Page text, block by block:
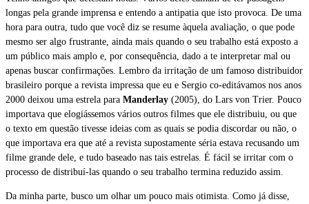
longas pela grande imprensa e entendo a antipatia que isto provoca. De uma
hora para outra, tudo que você diz se resume àquela avaliação, o que pode
mesmo ser algo frustrante, ainda mais quando o seu trabalho está exposto a
um público mais amplo e, por consequência, dado a te interpretar mal ou
apenas buscar confirmações. Lembro da irritação de um famoso distribuidor
brasileiro porque a revista impressa que eu e Sergio co-editávamos nos anos
2000 deixou uma estrela para Manderlay (2005), do Lars von Trier. Pouco
importava que elogiássemos vários outros filmes que ele distribuiu, ou que
o texto em questão tivesse ideias com as quais se podia discordar ou não, o
que importava era que até a revista supostamente séria estava recusando um
filme grande dele, e tudo baseado nas tais estrelas. É fácil se irritar com o
processo de distribuí-las quando o seu trabalho termina reduzido assim.
Da minha parte, busco um olhar um pouco mais otimista. Como já disse,